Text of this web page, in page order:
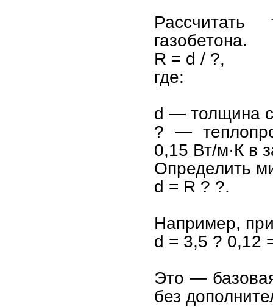
газобетона.
R = d / ?,
где:
d — толщина
? —
0,15 Вт/м·К в
Определить
d = R ? ?.
Например,
d = 3,5 ? 0,12
Это —
без